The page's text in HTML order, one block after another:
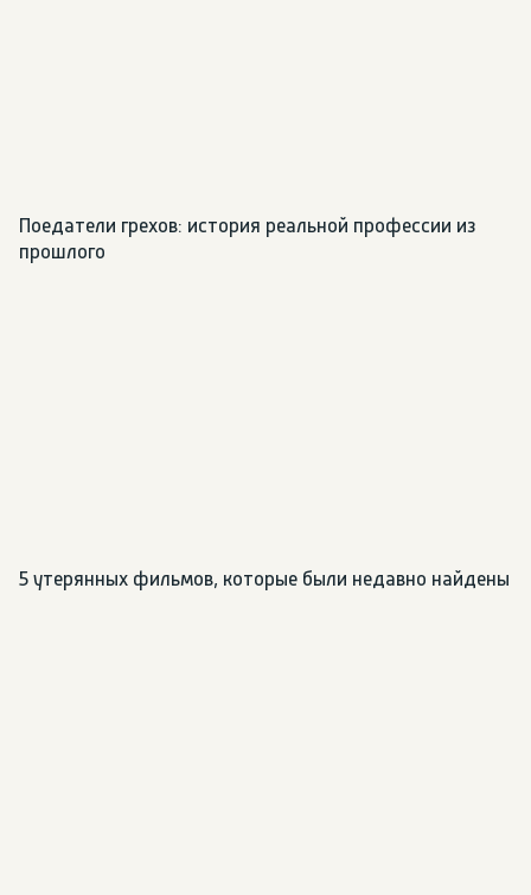
Поедатели грехов: история реальной профессии из
прошлого
5 утерянных фильмов, которые были недавно найдены